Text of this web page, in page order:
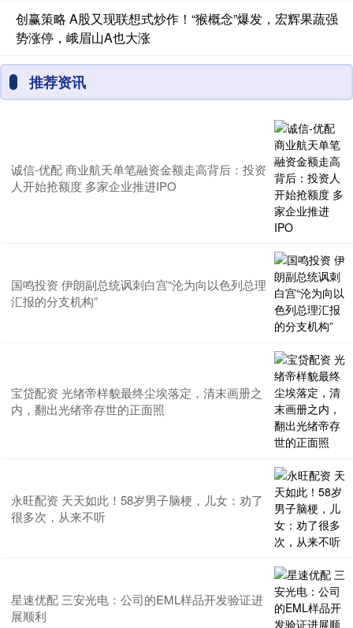
创赢策略 A股又现联想式炒作！“猴概念”爆发，宏辉果蔬强
势涨停，峨眉山A也大涨
推荐资讯
诚信-优配 商业航天单笔融资金额走高背后：投资
人开始抢额度 多家企业推进IPO
国鸣投资 伊朗副总统讽刺白宫“沦为向以色列总理
汇报的分支机构”
宝贷配资 光绪帝样貌最终尘埃落定，清末画册之
内，翻出光绪帝存世的正面照
永旺配资 天天如此！58岁男子脑梗，儿女：劝了
很多次，从来不听
星速优配 三安光电：公司的EML样品开发验证进
展顺利